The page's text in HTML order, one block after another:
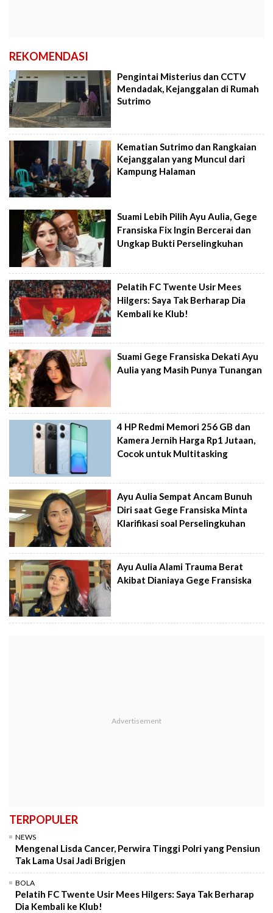
REKOMENDASI
Pengintai Misterius dan CCTV
Mendadak, Kejanggalan di Rumah
Sutrimo
Kematian Sutrimo dan Rangkaian
Kejanggalan yang Muncul dari
Kampung Halaman
Suami Lebih Pilih Ayu Aulia, Gege
Fransiska Fix Ingin Bercerai dan
Ungkap Bukti Perselingkuhan
Pelatih FC Twente Usir Mees
Hilgers: Saya Tak Berharap Dia
Kembali ke Klub!
Suami Gege Fransiska Dekati Ayu
Aulia yang Masih Punya Tunangan
4 HP Redmi Memori 256 GB dan
Kamera Jernih Harga Rp1 Jutaan,
Cocok untuk Multitasking
Ayu Aulia Sempat Ancam Bunuh
Diri saat Gege Fransiska Minta
Klarifikasi soal Perselingkuhan
Ayu Aulia Alami Trauma Berat
Akibat Dianiaya Gege Fransiska
TERPOPULER
NEWS
Mengenal Lisda Cancer, Perwira Tinggi Polri yang Pensiun
Tak Lama Usai Jadi Brigjen
BOLA
Pelatih FC Twente Usir Mees Hilgers: Saya Tak Berharap
Dia Kembali ke Klub!